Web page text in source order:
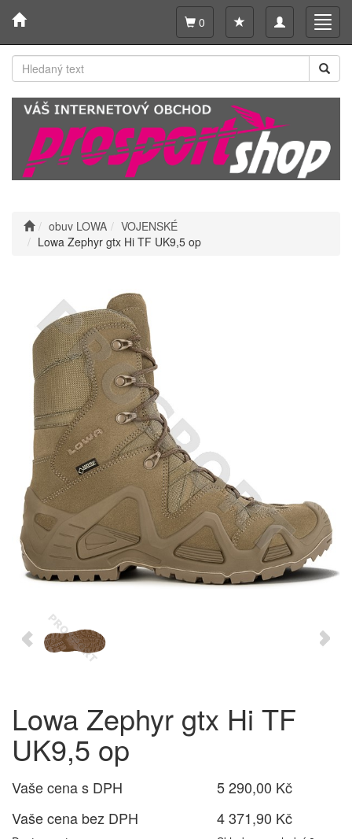
Toggle
navigation
0
obuv LOWA
VOJENSKÉ
Lowa Zephyr gtx Hi TF UK9,5 op
Lowa Zephyr gtx Hi TF
UK9,5 op
Vaše cena s DPH
5 290,00 Kč
Vaše cena bez DPH
4 371,90 Kč